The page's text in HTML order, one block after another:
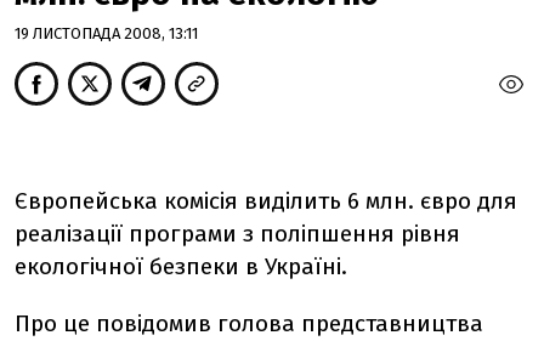
19 ЛИСТОПАДА 2008, 13:11
Європейська комісія виділить 6 млн. євро для
реалізації програми з поліпшення рівня
екологічної безпеки в Україні.
Про це повідомив голова представництва